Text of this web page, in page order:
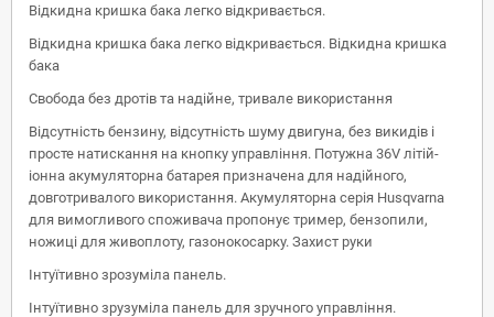
Відкидна кришка бака легко відкривається.
Відкидна кришка бака легко відкривається. Відкидна кришка
бака
Cвобода без дротів та надійне, тривале використання
Відсутність бензину, відсутність шуму двигуна, без викидів і
просте натискання на кнопку управління. Потужна 36V літій-
іонна акумуляторна батарея призначена для надійного,
довготривалого використання. Акумуляторна серія Husqvarna
для вимогливого споживача пропонує тример, бензопили,
ножиці для живоплоту, газонокосарку. Захист руки
Інтуїтивно зрозуміла панель.
Інтуїтивно зрузуміла панель для зручного управління.